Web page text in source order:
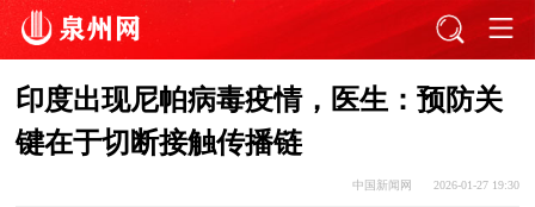
印度出现尼帕病毒疫情，医生：预防关
键在于切断接触传播链
中国新闻网 2026-01-27 19:30